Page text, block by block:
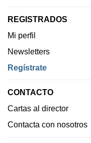
REGISTRADOS
Mi perfil
Newsletters
Regístrate
CONTACTO
Cartas al director
Contacta con nosotros